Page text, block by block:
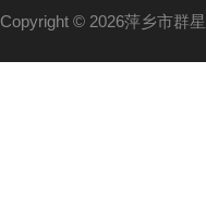
Copyright © 2026萍乡市群